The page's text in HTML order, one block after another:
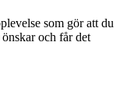
som gör att du
och får det